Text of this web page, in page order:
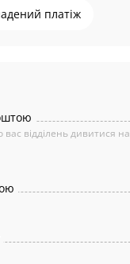
платіж
відділень дивитися на